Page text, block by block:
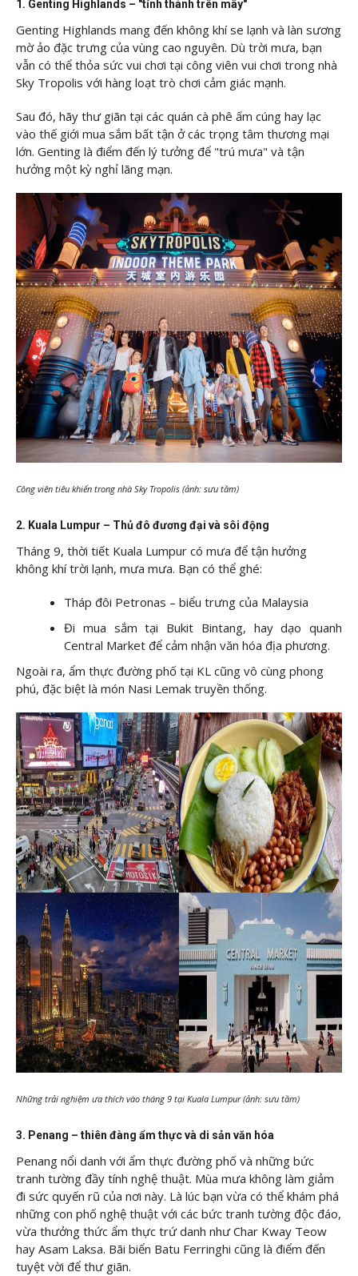
1. Genting Highlands – "tỉnh thành trên mây"
Genting Highlands mang đến không khí se lạnh và làn sương
mờ ảo đặc trưng của vùng cao nguyên. Dù trời mưa, bạn
vẫn có thể thỏa sức vui chơi tại công viên vui chơi trong nhà
Sky Tropolis với hàng loạt trò chơi cảm giác mạnh.
Sau đó, hãy thư giãn tại các quán cà phê ấm cúng hay lạc
vào thế giới mua sắm bất tận ở các trọng tâm thương mại
lớn. Genting là điểm đến lý tưởng để "trú mưa" và tận
hưởng một kỳ nghỉ lãng mạn.
Công viên tiêu khiển trong nhà Sky Tropolis (ảnh: sưu tầm)
2. Kuala Lumpur – Thủ đô đương đại và sôi động
Tháng 9, thời tiết Kuala Lumpur có mưa để tận hưởng
không khí trời lạnh, mưa mưa. Bạn có thể ghé:
Tháp đôi Petronas – biểu trưng của Malaysia
Đi mua sắm tại Bukit Bintang, hay dạo quanh
Central Market để cảm nhận văn hóa địa phương.
Ngoài ra, ẩm thực đường phố tại KL cũng vô cùng phong
phú, đặc biệt là món Nasi Lemak truyền thống.
Những trải nghiệm ưa thích vào tháng 9 tại Kuala Lumpur (ảnh: sưu tầm)
3. Penang – thiên đàng ẩm thực và di sản văn hóa
Penang nổi danh với ẩm thực đường phố và những bức
tranh tường đầy tính nghệ thuật. Mùa mưa không làm giảm
đi sức quyến rũ của nơi này. Là lúc bạn vừa có thể khám phá
những con phố nghệ thuật với các bức tranh tường độc đáo,
vừa thưởng thức ẩm thực trứ danh như Char Kway Teow
hay Asam Laksa. Bãi biển Batu Ferringhi cũng là điểm đến
tuyệt vời để thư giãn.